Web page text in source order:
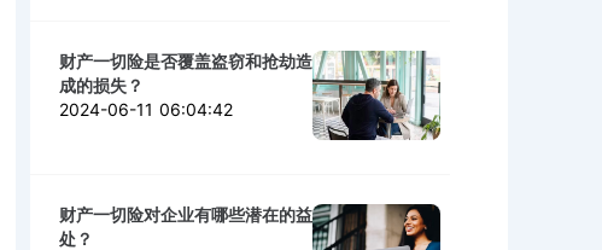
财产一切险是否覆盖盗窃和抢劫造
成的损失？
2024-06-11 06:04:42
财产一切险对企业有哪些潜在的益
处？